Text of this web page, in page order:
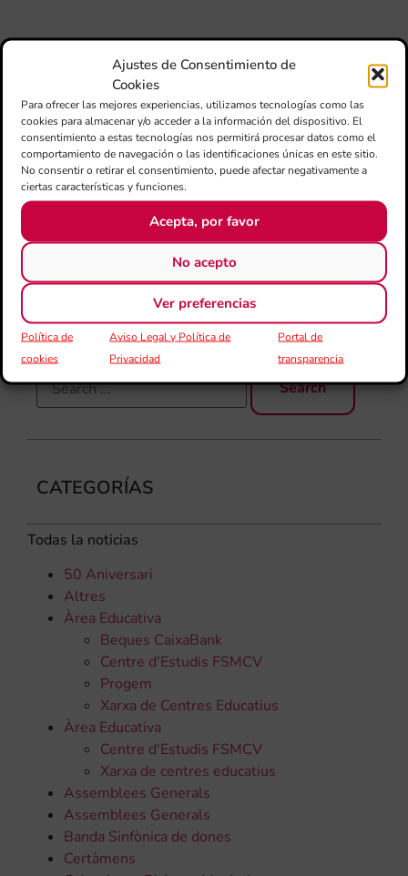
Ajustes de Consentimiento de
Cookies
Para ofrecer las mejores experiencias, utilizamos tecnologías como las
cookies para almacenar y/o acceder a la información del dispositivo. El
consentimiento a estas tecnologías nos permitirá procesar datos como el
comportamiento de navegación o las identificaciones únicas en este sitio.
No consentir o retirar el consentimiento, puede afectar negativamente a
ciertas características y funciones.
Acepta, por favor
No acepto
Ver preferencias
Política de
cookies
Aviso Legal y Política de
Privacidad
Portal de
transparencia
CATEGORÍAS
Todas la noticias
50 Aniversari
Altres
Àrea Educativa
Beques CaixaBank
Centre d'Estudis FSMCV
Progem
Xarxa de Centres Educatius
Àrea Educativa
Centre d'Estudis FSMCV
Xarxa de centres educatius
Assemblees Generals
Assemblees Generals
Banda Sinfònica de dones
Certàmens